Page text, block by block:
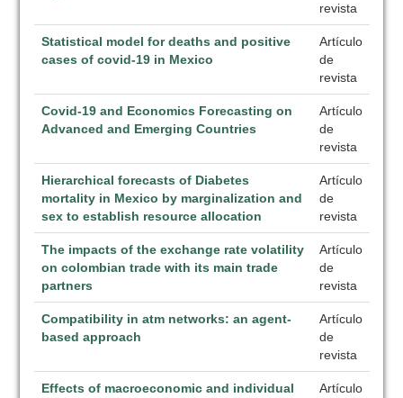
revista
Statistical model for deaths and positive
cases of covid-19 in Mexico
Artículo
de
revista
Covid-19 and Economics Forecasting on
Advanced and Emerging Countries
Artículo
de
revista
Hierarchical forecasts of Diabetes
mortality in Mexico by marginalization and
sex to establish resource allocation
Artículo
de
revista
The impacts of the exchange rate volatility
on colombian trade with its main trade
partners
Artículo
de
revista
Compatibility in atm networks: an agent-
based approach
Artículo
de
revista
Effects of macroeconomic and individual
Artículo